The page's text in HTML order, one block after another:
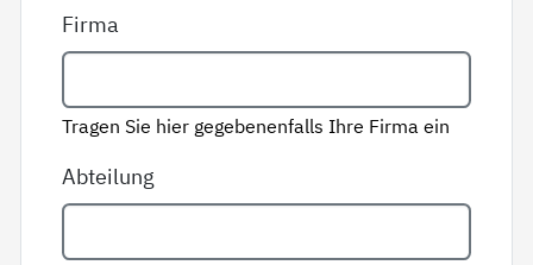
Firma
Tragen Sie hier gegebenenfalls Ihre Firma ein
Abteilung